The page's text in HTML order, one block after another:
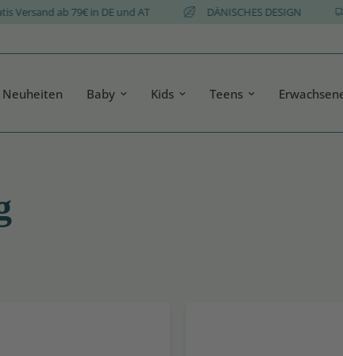
Gratis Versand ab 79€ in DE und AT DÄNISCHES DESIGN
Neuheiten Baby Kids Teens